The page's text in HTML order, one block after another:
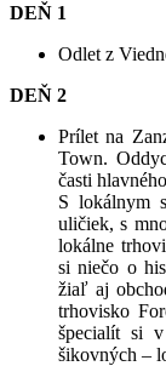
DEŇ 1
Odlet z
DEŇ 2
Prílet na
Town.
časti
S lokálnym
uličiek, s
lokálne
si niečo o
žiaľ aj
trhovisko
špecialít si
šikovných –